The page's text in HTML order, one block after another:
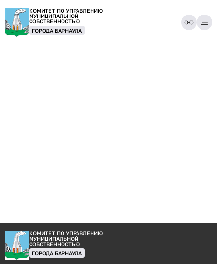
КОМИТЕТ ПО УПРАВЛЕНИЮ
МУНИЦИПАЛЬНОЙ
СОБСТВЕННОСТЬЮ
ГОРОДА БАРНАУЛА
КОМИТЕТ ПО УПРАВЛЕНИЮ
МУНИЦИПАЛЬНОЙ
СОБСТВЕННОСТЬЮ
ГОРОДА БАРНАУЛА